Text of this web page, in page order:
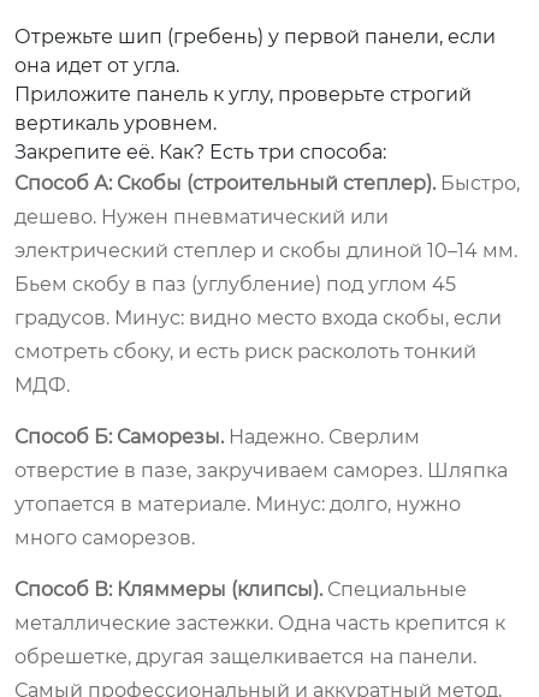
Отрежьте шип (гребень) у первой панели, если
она идет от угла.
Приложите панель к углу, проверьте строгий
вертикаль уровнем.
Закрепите её. Как? Есть три способа:
Способ А: Скобы (строительный степлер). Быстро,
дешево. Нужен пневматический или
электрический степлер и скобы длиной 10–14 мм.
Бьем скобу в паз (углубление) под углом 45
градусов. Минус: видно место входа скобы, если
смотреть сбоку, и есть риск расколоть тонкий
МДФ.
Способ Б: Саморезы. Надежно. Сверлим
отверстие в пазе, закручиваем саморез. Шляпка
утопается в материале. Минус: долго, нужно
много саморезов.
Способ В: Кляммеры (клипсы). Специальные
металлические застежки. Одна часть крепится к
обрешетке, другая защелкивается на панели.
Самый профессиональный и аккуратный метод,